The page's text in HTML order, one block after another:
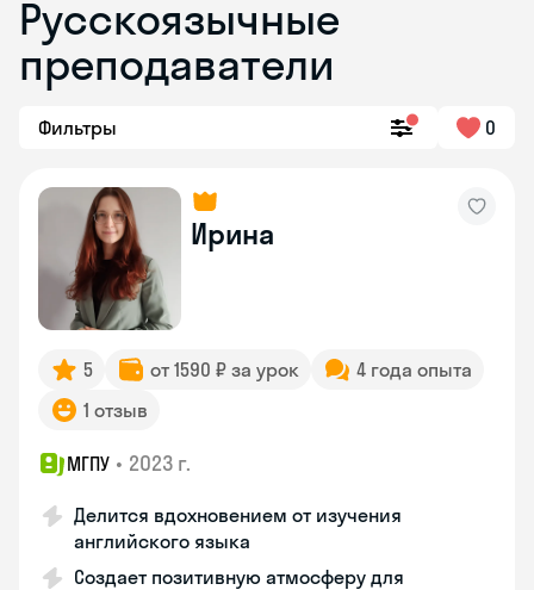
Русскоязычные
преподаватели
Фильтры 0
Ирина
5 от 1590 ₽ за урок
4 года опыта
1 отзыв
МГПУ • 2023 г.
Делится вдохновением от изучения
английского языка
Создает позитивную атмосферу для